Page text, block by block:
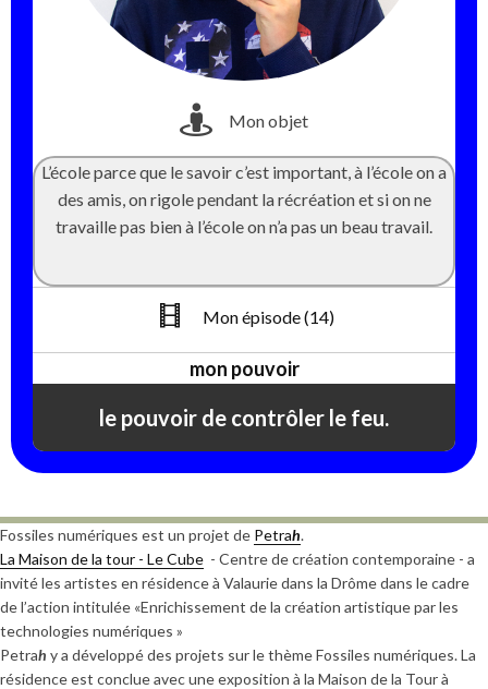
Mon objet
L’école parce que le savoir c’est important, à l’école on a
des amis, on rigole pendant la récréation et si on ne
travaille pas bien à l’école on n’a pas un beau travail.
Mon épisode (14)
mon pouvoir
le pouvoir de contrôler le feu.
Fossiles numériques est un projet de Petrah.
La Maison de la tour - Le Cube - Centre de création contemporaine - a
invité les artistes en résidence à Valaurie dans la Drôme dans le cadre
de l’action intitulée «Enrichissement de la création artistique par les
technologies numériques »
Petrah y a développé des projets sur le thème Fossiles numériques. La
résidence est conclue avec une exposition à la Maison de la Tour à